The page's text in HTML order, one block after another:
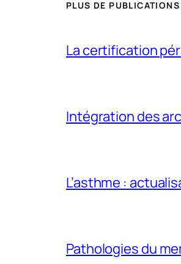
PLUS DE PUBLICATIONS
La certification
Intégration des
L’asthme :
Pathologies du